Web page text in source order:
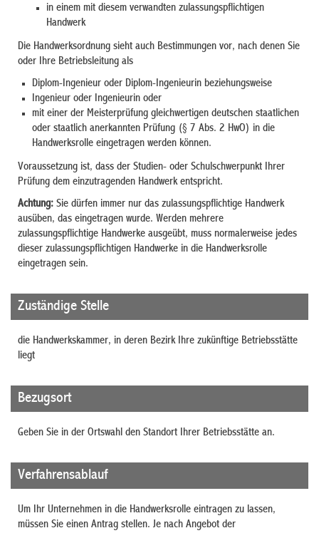
in einem mit diesem verwandten zulassungspflichtigen
Handwerk
Die Handwerksordnung sieht auch Bestimmungen vor, nach denen Sie
oder Ihre Betriebsleitung als
Diplom-Ingenieur oder Diplom-Ingenieurin beziehungsweise
Ingenieur oder Ingenieurin oder
mit einer der Meisterprüfung gleichwertigen deutschen staatlichen
oder staatlich anerkannten Prüfung (§ 7 Abs. 2 HwO) in die
Handwerksrolle eingetragen werden können.
Voraussetzung ist, dass der Studien- oder Schulschwerpunkt Ihrer
Prüfung dem einzutragenden Handwerk entspricht.
Achtung: Sie dürfen immer nur das zulassungspflichtige Handwerk
ausüben, das eingetragen wurde. Werden mehrere
zulassungspflichtige Handwerke ausgeübt, muss normalerweise jedes
dieser zulassungspflichtigen Handwerke in die Handwerksrolle
eingetragen sein.
Zuständige Stelle
die Handwerkskammer, in deren Bezirk Ihre zukünftige Betriebsstätte
liegt
Bezugsort
Geben Sie in der Ortswahl den Standort Ihrer Betriebsstätte an.
Verfahrensablauf
Um Ihr Unternehmen in die Handwerksrolle eintragen zu lassen,
müssen Sie einen Antrag stellen. Je nach Angebot der